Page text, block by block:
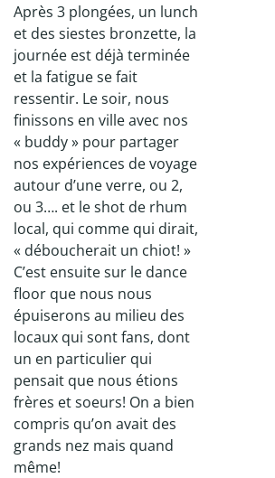
Après 3 plongées, un lunch
et des siestes bronzette, la
journée est déjà terminée
et la fatigue se fait
ressentir. Le soir, nous
finissons en ville avec nos
« buddy » pour partager
nos expériences de voyage
autour d’une verre, ou 2,
ou 3…. et le shot de rhum
local, qui comme qui dirait,
« déboucherait un chiot! »
C’est ensuite sur le dance
floor que nous nous
épuiserons au milieu des
locaux qui sont fans, dont
un en particulier qui
pensait que nous étions
frères et soeurs! On a bien
compris qu’on avait des
grands nez mais quand
même!